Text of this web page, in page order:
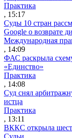
Практика
, 15:17
Суды 10 стран
Google о возврате
Международная
, 14:09
ФАС раскрыла
«Единство»
Практика
, 14:08
Суд снял
истца
Практика
, 13:11
ВККС открыла
Судьи